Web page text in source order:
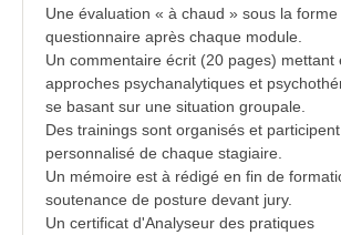
Une évaluation « à chaud » sous la forme
questionnaire après chaque module.
Un commentaire écrit (20 pages) mettant
approches psychanalytiques et
se basant sur une situation groupale.
Des trainings sont organisés et
personnalisé de chaque stagiaire.
Un mémoire est à rédigé en fin de
soutenance de posture devant jury.
Un certificat d'Analyseur des pratiques